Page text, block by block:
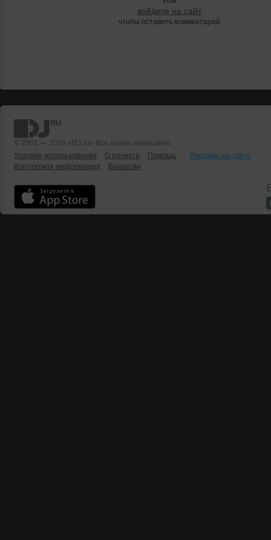
войдите на сайт
чтобы оставить комментарий
© 2001 — 2026 «DJ.ru» Все права защищены.
Условия использования
О проекте Помощь
Реклама на сайте
Контактная информация
Вакансии